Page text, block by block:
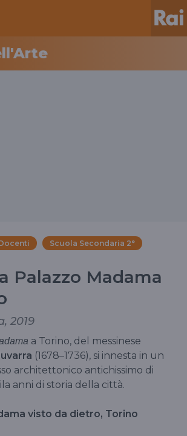
Scuola Secondaria 2°
Palazzo Madama
2019
a Torino, del messinese
(1678–1736), si innesta in un
architettonico antichissimo di
anni di storia della città.
visto da dietro, Torino